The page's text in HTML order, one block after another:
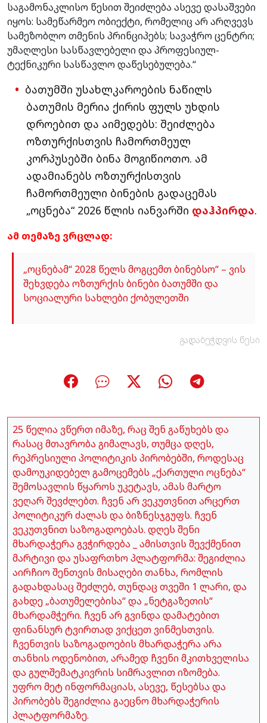
საგამონაკლისო წესით შეიძლება ასევე დასაშვები
იყოს: სამეწარმეო ობიექტი, რომელიც არ არღვევს
სამეზობლო თმენის პრინციპებს; სავაჭრო ცენტრი;
უმაღლესი სასწავლებელი და პროფესიულ-
ტექნიკური სასწავლო დაწესებულება.“
ბათუმში უსახლკაროების ნაწილს
ბათუმის მერია ქირის ფულს უხდის
დროებით და აიმედებს: შეიძლება
ოზთურქისთვის ჩამორთმეულ
კორპუსებში ბინა მოგიწიოთო. ამ
ადამიანებს ოზთურქისთვის
ჩამორთმეული ბინების გადაცემას
„ოცნება“ 2026 წლის იანვარში დაჰპირდა.
ამ თემაზე ვრცლად:
„ოცნებამ“ 2028 წელს მოგცემთ ბინებსო“ – ვის
შეხვდება ოზთურქის ბინები ბათუმში და
სოციალური სახლები ქობულეთში
გადაბეჭდვის წესი
25 წელია ვწერთ იმაზე, რაც შენ გაწუხებს და
რასაც მთავრობა გიმალავს, თუმცა დღეს,
რეპრესიული პოლიტიკის პირობებში, როდესაც
დამოუკიდებელ გამოცემებს „ქართული ოცნება“
შემოსავლის წყაროს უკეტავს, ამას მარტო
ვეღარ შევძლებთ. ჩვენ არ ვეკუთვნით არცერთ
პოლიტიკურ ძალას და ბიზნესჯგუფს. ჩვენ
ვეკუთვნით საზოგადოებას. დღეს შენი
მხარდაჭერა გვჭირდება _ ამისთვის შევქმენით
მარტივი და უსაფრთხო პლატფორმა: შეგიძლია
აირჩიო შენთვის მისაღები თანხა, რომლის
გადახდასაც შეძლებ, თუნდაც თვეში 1 ლარი, და
გახდე „ბათუმელებისა“ და „ნეტგაზეთის“
მხარდამჭერი. ჩვენ არ გვინდა დამატებით
ფინანსურ ტვირთად ვიქცეთ ვინმესთვის.
ჩვენთვის საზოგადოების მხარდაჭერა არა
თანხის ოდენობით, არამედ ჩვენი მკითხველისა
და გულშემატკივრის სიმრავლით იზომება.
უფრო მეტ ინფორმაციას, ასევე, წესებსა და
პირობებს შეგიძლია გაეცნო მხარდაჭერის
პლატფორმაზე.